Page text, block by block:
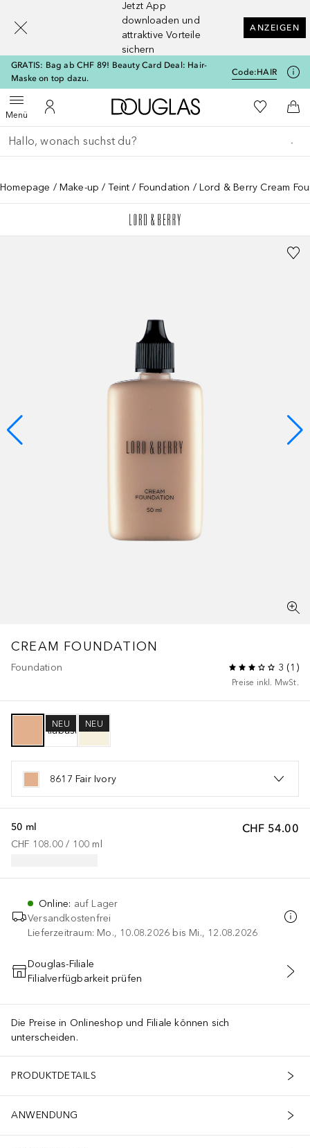
Jetzt App
downloaden und
attraktive Vorteile
sichern
ANZEIGEN
GRATIS: Bag ab CHF 89! Beauty Card Deal: Hair-
Maske on top dazu.
Code:HAIR
MenüMenü öffnenZu Meinem Kundenkonto
Zur Douglas Startseite
Zu Meiner
Gehe zurück
Suche ausführen
Homepage Make-up Teint Foundation Lord & Berry Cream
CREAM FOUNDATION
Foundation 3 (1 )
Preise inkl. MwSt.
NEU NEU
8617 Fair Ivory
CHF 54.00
50 ml
CHF 108.00 / 100 ml
Online: auf Lager
Versandkostenfrei
Lieferzeitraum: Mo., 10.08.2026 bis Mi., 12.08.2026
IN DEN WARENKORB
Douglas-Filiale
Filialverfügbarkeit prüfen
Die Preise in Onlineshop und Filiale können sich
unterscheiden.
PRODUKTDETAILS
ANWENDUNG
[navigation.slideout.screenreader]